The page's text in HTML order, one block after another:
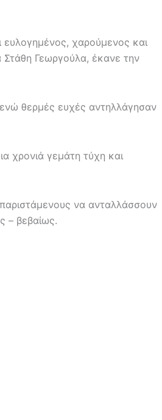
ευλογημένος, χαρούμενος και
Στάθη Γεωργούλα, έκανε την
θερμές ευχές αντηλλάγησαν
χρονιά γεμάτη τύχη και
να ανταλλάσσουν
– βεβαίως.